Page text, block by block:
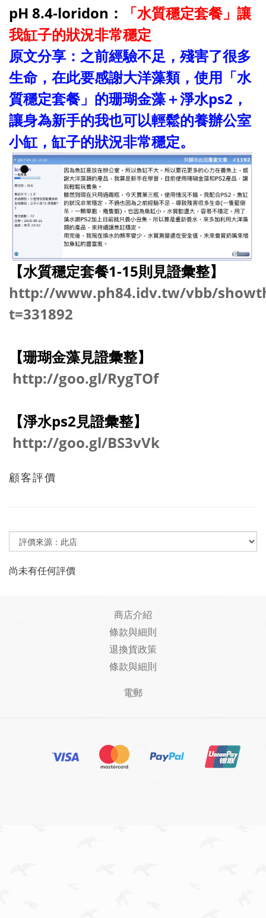
pH 8.4-loridon：
「水質穩定套餐」讓
我缸子的狀況非常穩定
原文分享：之前經驗不足，殘害了很多
生命，在此要感謝大洋藻類，使用「水
質穩定套餐」的珊瑚金藻＋淨水ps2，
讓身為新手的我也可以輕鬆的養辦公室
小缸，缸子的狀況非常穩定。
【水質穩定套餐1-15則見證彙整】
http://www.ph84.idv.tw/vbb/
t=331892
【珊瑚金藻見證彙整】
http://goo.gl/RygTOf
【淨水ps2見證彙整】
http://goo.gl/BS3vVk
顧客評價
尚未有任何評價
商店介紹
條款與細則
退換貨政策
條款與細則
電郵